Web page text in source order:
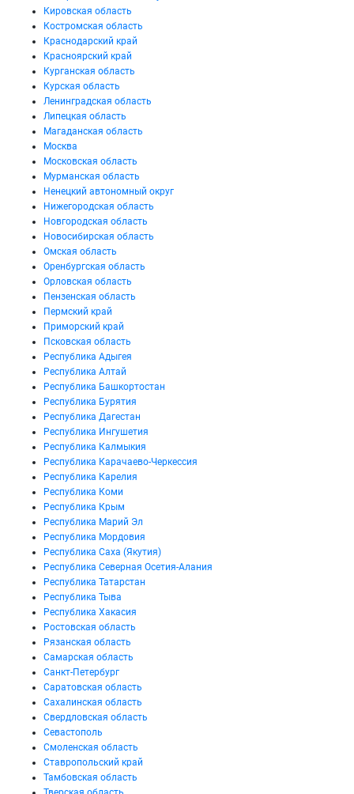
Кировская область
Костромская область
Краснодарский край
Красноярский край
Курганская область
Курская область
Ленинградская область
Липецкая область
Магаданская область
Москва
Московская область
Мурманская область
Ненецкий автономный округ
Нижегородская область
Новгородская область
Новосибирская область
Омская область
Оренбургская область
Орловская область
Пензенская область
Пермский край
Приморский край
Псковская область
Республика Адыгея
Республика Алтай
Республика Башкортостан
Республика Бурятия
Республика Дагестан
Республика Ингушетия
Республика Калмыкия
Республика Карачаево-Черкессия
Республика Карелия
Республика Коми
Республика Крым
Республика Марий Эл
Республика Мордовия
Республика Саха (Якутия)
Республика Северная Осетия-Алания
Республика Татарстан
Республика Тыва
Республика Хакасия
Ростовская область
Рязанская область
Самарская область
Санкт-Петербург
Саратовская область
Сахалинская область
Свердловская область
Севастополь
Смоленская область
Ставропольский край
Тамбовская область